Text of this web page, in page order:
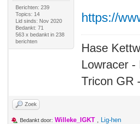
Berichten: 239
Topics: 14
Lid sinds: Nov 2020
Bedankt: 71
563 x bedankt in 238
berichten
https://
Hase
Lowracer
Tricon GR
Zoek
Bedankt door: Willeke_IGKT , Lig-hen